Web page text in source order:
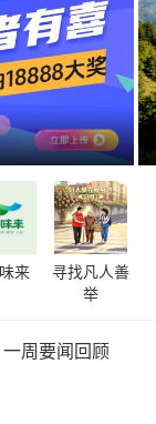
来
寻找凡人善
举
周要闻回顾